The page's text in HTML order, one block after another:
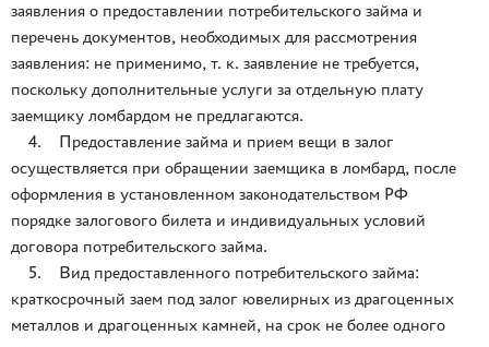
заявления о предоставлении потребительского займа и
перечень документов, необходимых для рассмотрения
заявления: не применимо, т. к. заявление не требуется,
поскольку дополнительные услуги за отдельную плату
заемщику ломбардом не предлагаются.
4. Предоставление займа и прием вещи в залог
осуществляется при обращении заемщика в ломбард, после
оформления в установленном законодательством РФ
порядке залогового билета и индивидуальных условий
договора потребительского займа.
5. Вид предоставленного потребительского займа:
краткосрочный заем под залог ювелирных из драгоценных
металлов и драгоценных камней, на срок не более одного